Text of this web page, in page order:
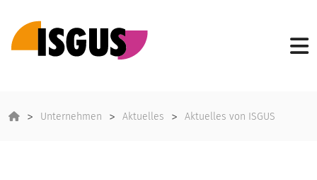
Unternehmen Aktuelles Aktuelles von ISGUS